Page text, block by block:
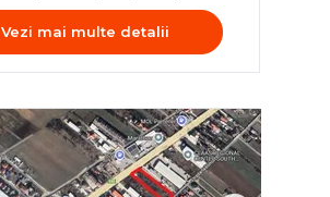
Vezi mai multe detalii